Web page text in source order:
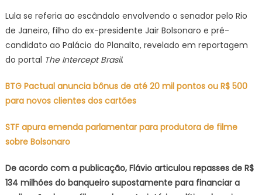
Lula se referia ao escândalo envolvendo o senador pelo Rio
de Janeiro, filho do ex-presidente Jair Bolsonaro e pré-
candidato ao Palácio do Planalto, revelado em reportagem
do portal The Intercept Brasil.
BTG Pactual anuncia bônus de até 20 mil pontos ou R$ 500
para novos clientes dos cartões
STF apura emenda parlamentar para produtora de filme
sobre Bolsonaro
De acordo com a publicação, Flávio articulou repasses de R$
134 milhões do banqueiro supostamente para financiar a